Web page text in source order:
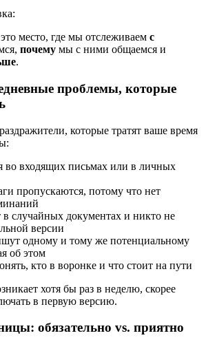
место, где мы отслеживаем с
почему мы с ними общаемся и
.
проблемы, которые
которые тратят ваше время
во входящих письмах или в личных
пропускаются, потому что нет
в случайных документах и никто не
версии
одному и тому же потенциальному
об этом
кто в воронке и что стоит на пути
хотя бы раз в неделю, скорее
в первую версию.
обязательно vs. приятно